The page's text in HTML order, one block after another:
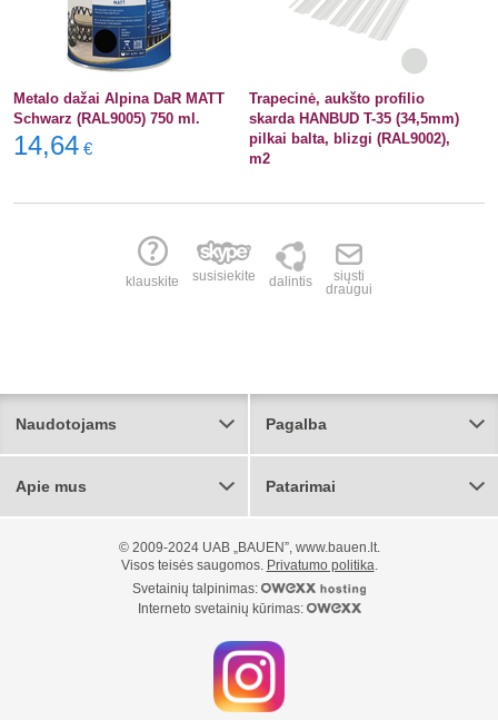
Metalo dažai Alpina DaR MATT
Schwarz (RAL9005) 750 ml.
14,64 €
Trapecinė, aukšto profilio
skarda HANBUD T-35 (34,5mm)
pilkai balta, blizgi (RAL9002),
m2
klauskite susisiekite dalintis
siųsti
draugui
Naudotojams Pagalba
Apie mus Patarimai
© 2009-2024 UAB „BAUEN”, www.bauen.lt.
Visos teisės saugomos. Privatumo politika.
Svetainių talpinimas:
Interneto svetainių kūrimas: